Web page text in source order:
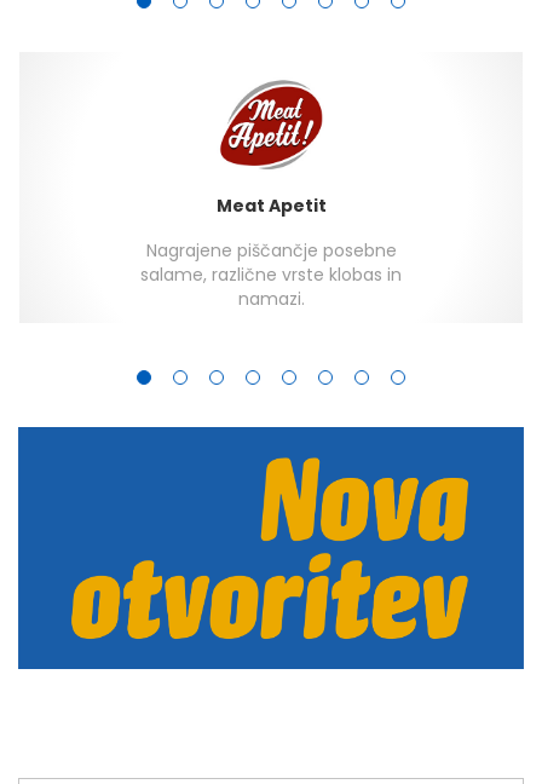
Meat Apetit
Nagrajene piščančje posebne
salame, različne vrste klobas in
namazi.